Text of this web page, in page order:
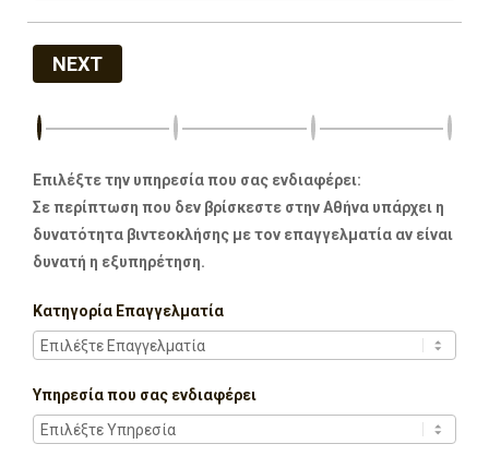
NEXT
Επιλέξτε την υπηρεσία που σας ενδιαφέρει:
Σε περίπτωση που δεν βρίσκεστε στην Αθήνα υπάρχει η
δυνατότητα βιντεοκλήσης με τον επαγγελματία αν είναι
δυνατή η εξυπηρέτηση.
Κατηγορία Επαγγελματία
Υπηρεσία που σας ενδιαφέρει